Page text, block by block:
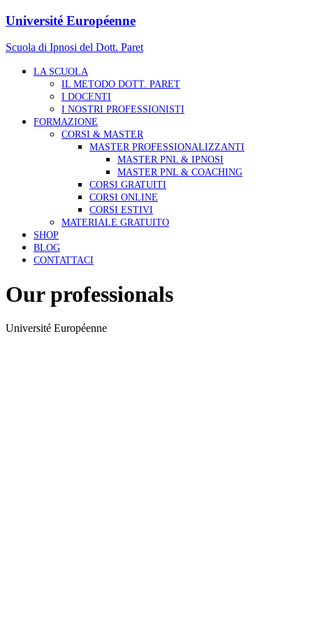
Université Européenne
Scuola di Ipnosi del Dott. Paret
LA SCUOLA
IL METODO DOTT. PARET
I DOCENTI
I NOSTRI PROFESSIONISTI
FORMAZIONE
CORSI & MASTER
MASTER PROFESSIONALIZZANTI
MASTER PNL & IPNOSI
MASTER PNL & COACHING
CORSI GRATUITI
CORSI ONLINE
CORSI ESTIVI
MATERIALE GRATUITO
SHOP
BLOG
CONTATTACI
Our professionals
Université Européenne